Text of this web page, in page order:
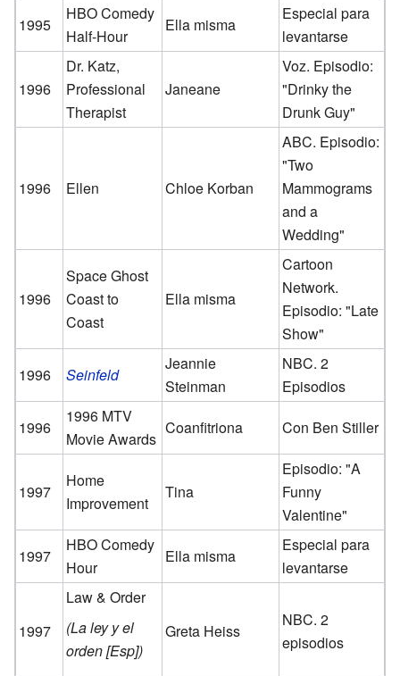
1995
HBO Comedy
Half-Hour
Ella misma
Especial para
levantarse
1996
Dr. Katz,
Professional
Therapist
Janeane
Voz. Episodio:
"Drinky the
Drunk Guy"
1996 Ellen Chloe Korban
ABC. Episodio:
"Two
Mammograms
and a
Wedding"
1996
Space Ghost
Coast to
Coast
Ella misma
Cartoon
Network.
Episodio: "Late
Show"
1996
Seinfeld
Jeannie
Steinman
NBC. 2
Episodios
1996
1996 MTV
Movie Awards
Coanfitriona Con Ben Stiller
1997
Home
Improvement
Tina
Episodio: "A
Funny
Valentine"
1997
HBO Comedy
Hour
Ella misma
Especial para
levantarse
1997
Law & Order
(La ley y el
orden [Esp])
Greta Heiss
NBC. 2
episodios